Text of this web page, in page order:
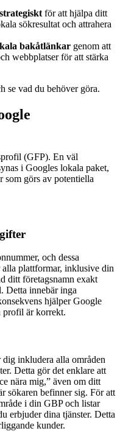
för att hjälpa ditt
sökresultat och attrahera
bakåtlänkar genom att
webbplatser för att stärka
se vad du behöver göra.
(GFP). En väl
i Googles lokala paket,
som görs av potentiella
och dessa
alla plattformar, inklusive din
ditt företagsnamn exakt
Detta innebär inga
hjälper Google
profil är korrekt.
inkludera alla områden
Detta gör det enklare att
nära mig,” även om ditt
sökaren befinner sig. För att
i din GBP och listar
erbjuder dina tjänster. Detta
kunder.